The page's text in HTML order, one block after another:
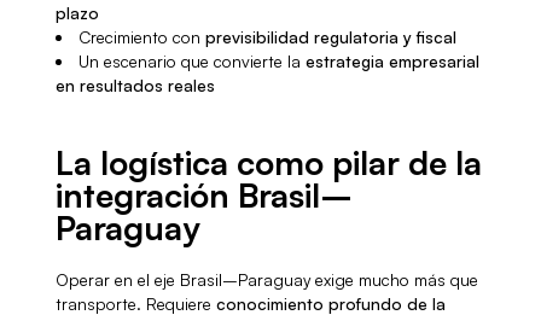
plazo
Crecimiento conprevisibilidad regulatoria y fiscal
Un escenario que convierte laestrategia empresarial
en resultados reales
La logística como pilar de la
integración Brasil–
Paraguay
Operar en el eje Brasil–Paraguay exige mucho más que
transporte. Requiere conocimiento profundo de la